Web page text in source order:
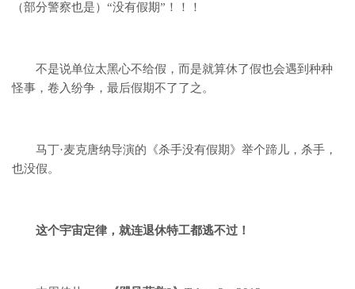
（部分警察也是）“没有假期”！！！
不是说单位太黑心不给假， 而是就算休了假也会遇到种种
怪事， 卷入纷争，最后假期不了了之。
马丁·麦克唐纳导演的《杀手没有假期》举个蹄儿， 杀手，
也没假。
这个宇宙定律， 就连退休特工都逃不过！